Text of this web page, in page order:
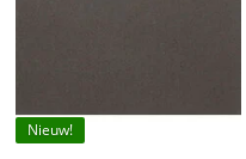
Nieuw!